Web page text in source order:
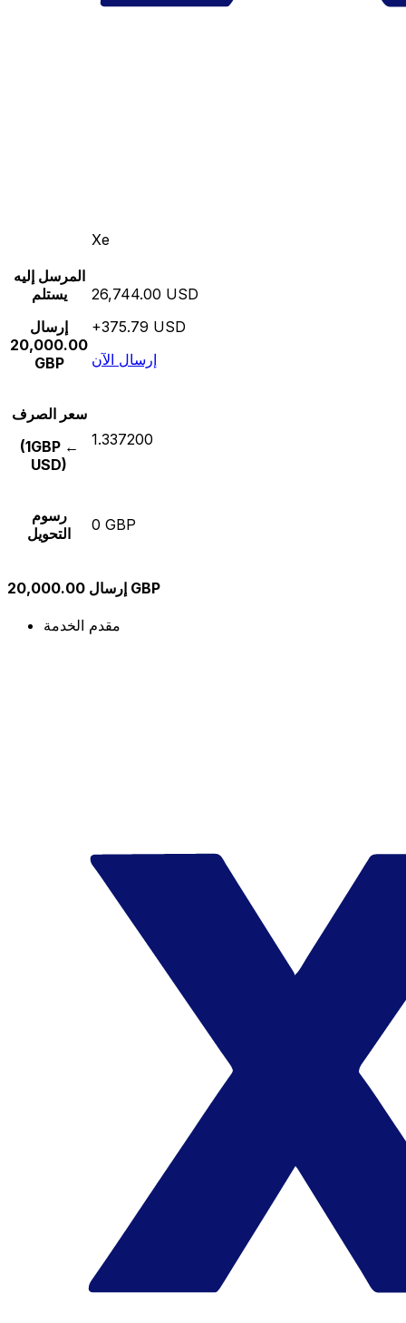
Xe
المرسل إليه
يستلم
إرسال
20,000.00
GBP
26,744.00 USD
+375.79 USD
إرسال الآن
سعر الصرف
(1GBP ←
USD)
1.337200
رسوم
التحويل
0 GBP
إرسال 20,000.00 GBP
مقدم الخدمة